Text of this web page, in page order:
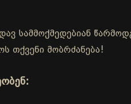
სამმოქმედებიან
თქვენი მობრძანება!